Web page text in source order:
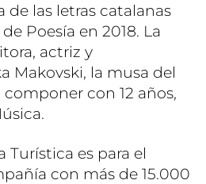
de las letras catalanas
Poesía en 2018. La
actriz y
Makovski, la musa del
con 12 años,
Turística es para el
con más de 15.000